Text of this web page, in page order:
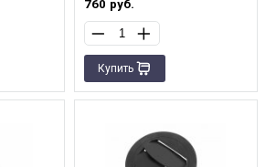
760 руб.
Купить